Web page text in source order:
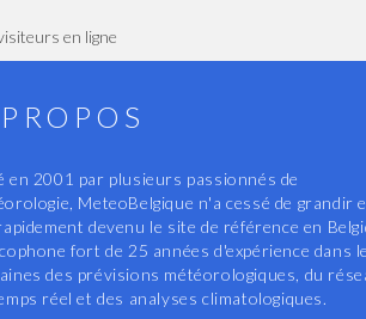
en ligne
en 2001 par plusieurs passionnés de
MeteoBelgique n'a cessé de grandir
devenu le site de référence en
fort de 25 années d'expérience dans
des prévisions météorologiques, du
réel et des analyses climatologiques.